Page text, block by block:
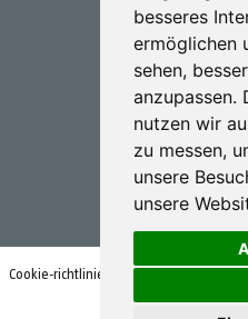
besseres
ermöglichen
sehen,
anzupassen.
nutzen wir
zu messen,
unsere
unsere
20577
Cookie-richtlinien